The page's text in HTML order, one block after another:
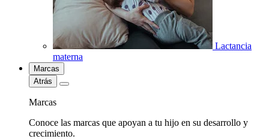
Lactancia
materna
Marcas
Atrás
Marcas
Conoce las marcas que apoyan a tu hijo en su desarrollo y
crecimiento.